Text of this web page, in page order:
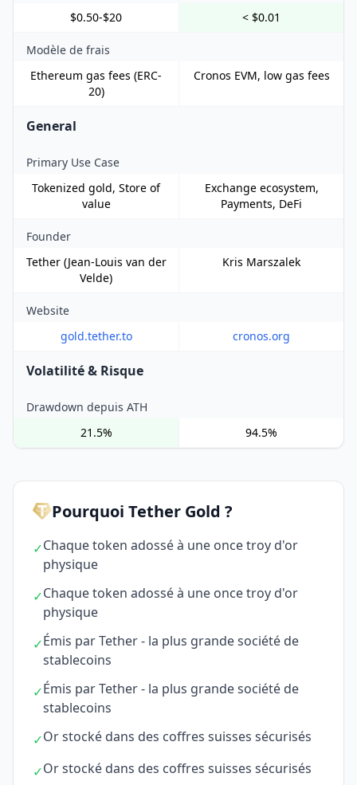
$0.50-$20
< $0.01
Modèle de frais
Ethereum gas fees (ERC-
20)
Cronos EVM, low gas fees
General
Primary Use Case
Tokenized gold, Store of
value
Exchange ecosystem,
Payments, DeFi
Founder
Tether (Jean-Louis van der
Velde)
Kris Marszalek
Website
gold.tether.to
cronos.org
Volatilité & Risque
Drawdown depuis ATH
21.5%
94.5%
Pourquoi Tether Gold ?
✓Chaque token adossé à une once troy d'or
physique
✓Chaque token adossé à une once troy d'or
physique
✓Émis par Tether - la plus grande société de
stablecoins
✓Émis par Tether - la plus grande société de
stablecoins
✓Or stocké dans des coffres suisses sécurisés
✓Or stocké dans des coffres suisses sécurisés